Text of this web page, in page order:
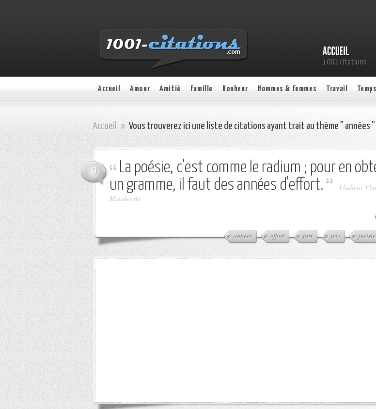
1001 citations
Accueil Amour Amitié Famille Bonheur Hommes & femmes Travail
Accueil » Vous trouverez ici une liste de citations ayant trait au thème " années "
0
La poésie, c'est comme le radium ; pour en
un gramme, il faut des années d'effort.
- Vladimir
Maïakovski
années effort fort née poésie